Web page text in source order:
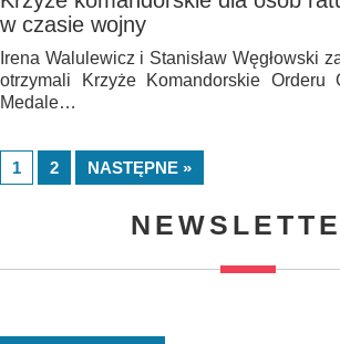
w czasie wojny
Irena Walulewicz i Stanisław Węgłowski
otrzymali Krzyże Komandorskie Orderu
Medale…
1 2 NASTĘPNE »